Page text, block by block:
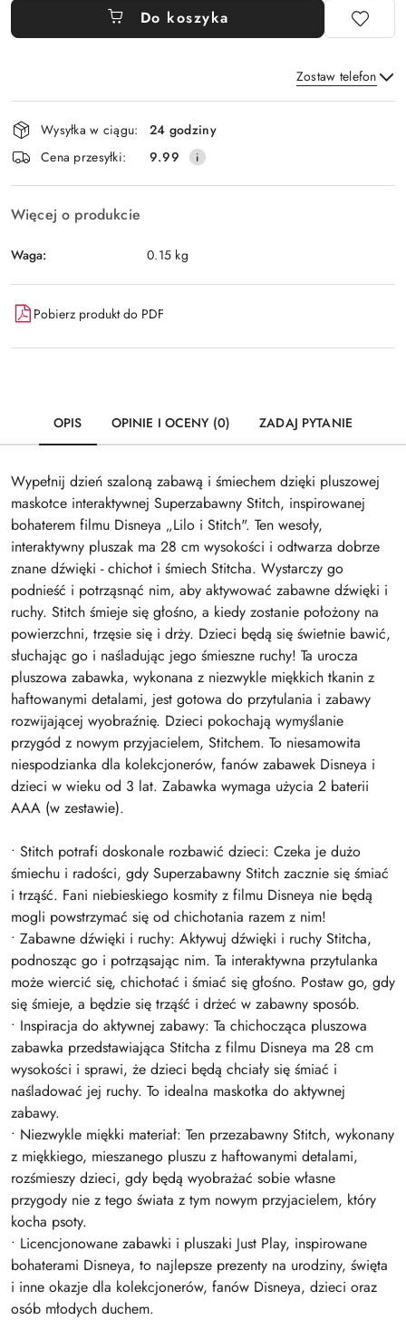
Do koszyka
Zostaw telefon
Wyślij
Dostępność
i
dostawa
Wysyłka w ciągu:
24 godziny
Cena przesyłki:
9.99
Więcej o produkcie
Waga: 0.15 kg
Pobierz produkt do PDF
OPIS OPINIE I OCENY (0) ZADAJ PYTANIE
Wypełnij dzień szaloną zabawą i śmiechem dzięki pluszowej
maskotce interaktywnej Superzabawny Stitch, inspirowanej
bohaterem filmu Disneya „Lilo i Stitch". Ten wesoły,
interaktywny pluszak ma 28 cm wysokości i odtwarza dobrze
znane dźwięki - chichot i śmiech Stitcha. Wystarczy go
podnieść i potrząsnąć nim, aby aktywować zabawne dźwięki i
ruchy. Stitch śmieje się głośno, a kiedy zostanie położony na
powierzchni, trzęsie się i drży. Dzieci będą się świetnie bawić,
słuchając go i naśladując jego śmieszne ruchy! Ta urocza
pluszowa zabawka, wykonana z niezwykle miękkich tkanin z
haftowanymi detalami, jest gotowa do przytulania i zabawy
rozwijającej wyobraźnię. Dzieci pokochają wymyślanie
przygód z nowym przyjacielem, Stitchem. To niesamowita
niespodzianka dla kolekcjonerów, fanów zabawek Disneya i
dzieci w wieku od 3 lat. Zabawka wymaga użycia 2 baterii
AAA (w zestawie).
• Stitch potrafi doskonale rozbawić dzieci: Czeka je dużo
śmiechu i radości, gdy Superzabawny Stitch zacznie się śmiać
i trząść. Fani niebieskiego kosmity z filmu Disneya nie będą
mogli powstrzymać się od chichotania razem z nim!
• Zabawne dźwięki i ruchy: Aktywuj dźwięki i ruchy Stitcha,
podnosząc go i potrząsając nim. Ta interaktywna przytulanka
może wiercić się, chichotać i śmiać się głośno. Postaw go, gdy
się śmieje, a będzie się trząść i drżeć w zabawny sposób.
• Inspiracja do aktywnej zabawy: Ta chichocząca pluszowa
zabawka przedstawiająca Stitcha z filmu Disneya ma 28 cm
wysokości i sprawi, że dzieci będą chciały się śmiać i
naśladować jej ruchy. To idealna maskotka do aktywnej
zabawy.
• Niezwykle miękki materiał: Ten przezabawny Stitch, wykonany
z miękkiego, mieszanego pluszu z haftowanymi detalami,
rozśmieszy dzieci, gdy będą wyobrażać sobie własne
przygody nie z tego świata z tym nowym przyjacielem, który
kocha psoty.
• Licencjonowane zabawki i pluszaki Just Play, inspirowane
bohaterami Disneya, to najlepsze prezenty na urodziny, święta
i inne okazje dla kolekcjonerów, fanów Disneya, dzieci oraz
osób młodych duchem.